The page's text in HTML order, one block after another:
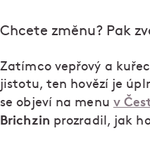
Chcete změnu? Pak
Zatímco vepřový a
jistotu, ten hovězí je
se objeví na menu v
Brichzin prozradil, jak